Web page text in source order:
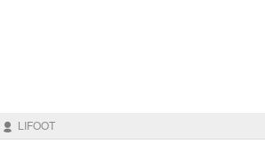
LIFOOT